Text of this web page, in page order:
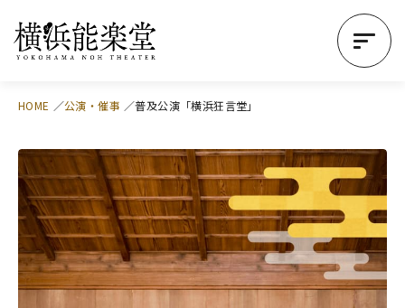
HOME 公演・催事 普及公演「横浜狂言堂」